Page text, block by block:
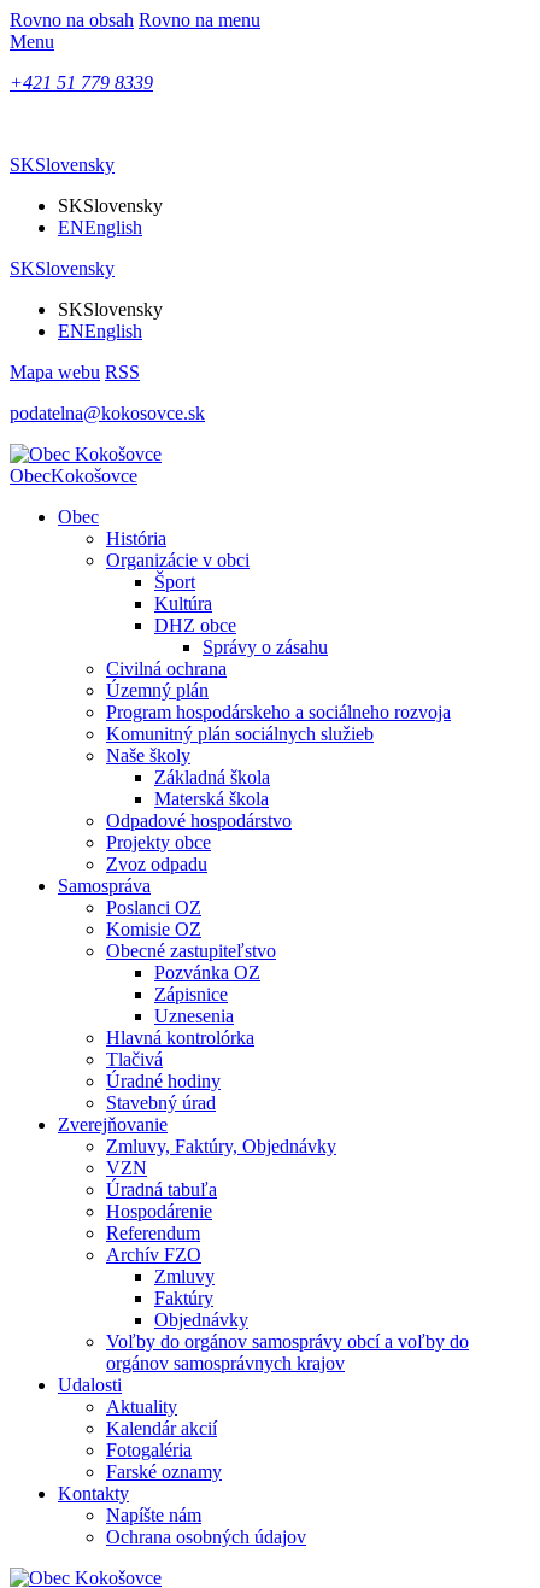
Rovno na obsah Rovno na menu
Menu
+421 51 779 8339
SKSlovensky
SKSlovensky
ENEnglish
SKSlovensky
SKSlovensky
ENEnglish
Mapa webu RSS
podatelna@kokosovce.sk
ObecKokošovce
Obec
História
Organizácie v obci
Šport
Kultúra
DHZ obce
Správy o zásahu
Civilná ochrana
Územný plán
Program hospodárskeho a sociálneho rozvoja
Komunitný plán sociálnych služieb
Naše školy
Základná škola
Materská škola
Odpadové hospodárstvo
Projekty obce
Zvoz odpadu
Samospráva
Poslanci OZ
Komisie OZ
Obecné zastupiteľstvo
Pozvánka OZ
Zápisnice
Uznesenia
Hlavná kontrolórka
Tlačivá
Úradné hodiny
Stavebný úrad
Zverejňovanie
Zmluvy, Faktúry, Objednávky
VZN
Úradná tabuľa
Hospodárenie
Referendum
Archív FZO
Zmluvy
Faktúry
Objednávky
Voľby do orgánov samosprávy obcí a voľby do
orgánov samosprávnych krajov
Udalosti
Aktuality
Kalendár akcií
Fotogaléria
Farské oznamy
Kontakty
Napíšte nám
Ochrana osobných údajov